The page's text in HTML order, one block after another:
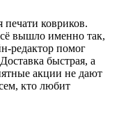
печати ковриков.
вышло именно так,
редактор помог
быстрая, а
акции не дают
кто любит